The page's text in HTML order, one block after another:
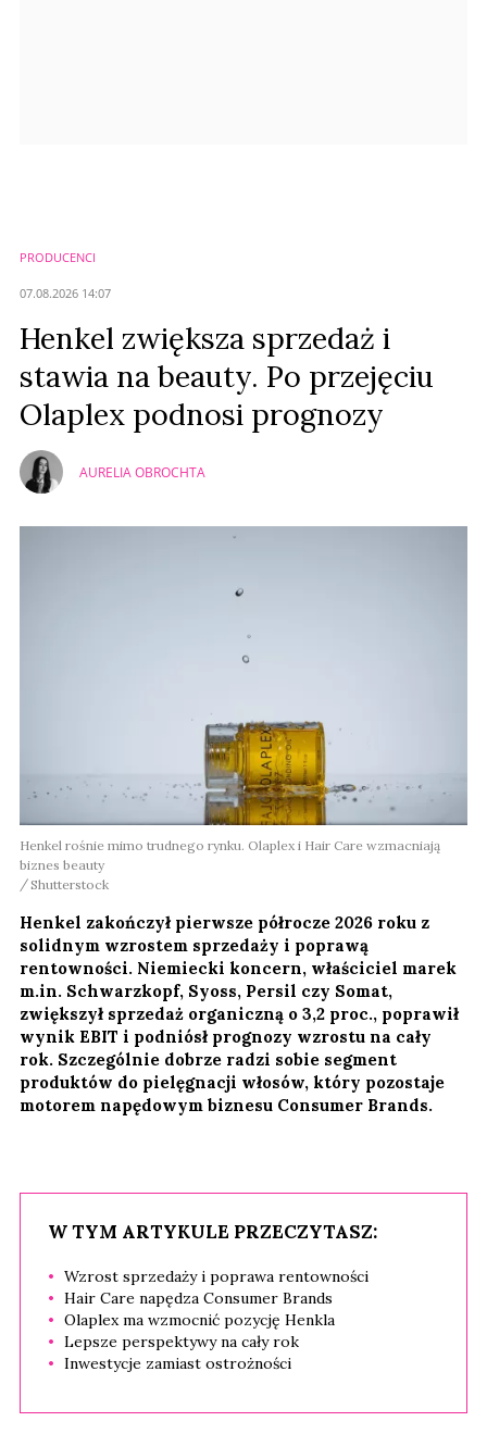
PRODUCENCI
07.08.2026 14:07
Henkel zwiększa sprzedaż i
stawia na beauty. Po przejęciu
Olaplex podnosi prognozy
AURELIA OBROCHTA
Henkel rośnie mimo trudnego rynku. Olaplex i Hair Care wzmacniają
biznes beauty
Shutterstock
Henkel zakończył pierwsze półrocze 2026 roku z
solidnym wzrostem sprzedaży i poprawą
rentowności. Niemiecki koncern, właściciel marek
m.in. Schwarzkopf, Syoss, Persil czy Somat,
zwiększył sprzedaż organiczną o 3,2 proc., poprawił
wynik EBIT i podniósł prognozy wzrostu na cały
rok. Szczególnie dobrze radzi sobie segment
produktów do pielęgnacji włosów, który pozostaje
motorem napędowym biznesu Consumer Brands.
W TYM ARTYKULE PRZECZYTASZ:
Wzrost sprzedaży i poprawa rentowności
Hair Care napędza Consumer Brands
Olaplex ma wzmocnić pozycję Henkla
Lepsze perspektywy na cały rok
Inwestycje zamiast ostrożności